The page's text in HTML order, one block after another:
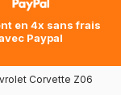
en 4x sans frais
Paypal
Corvette Z06